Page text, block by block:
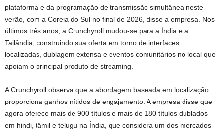
plataforma e da programação de transmissão simultânea neste
verão, com a Coreia do Sul no final de 2026, disse a empresa. Nos
últimos três anos, a Crunchyroll mudou-se para a Índia e a
Tailândia, construindo sua oferta em torno de interfaces
localizadas, dublagem extensa e eventos comunitários no local que
apoiam o principal produto de streaming.
A Crunchyroll observa que a abordagem baseada em localização
proporciona ganhos nítidos de engajamento. A empresa disse que
agora oferece mais de 900 títulos e mais de 180 títulos dublados
em hindi, tâmil e telugu na Índia, que considera um dos mercados